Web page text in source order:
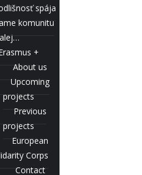
spája
komunitu
+
About us
Upcoming
projects
Previous
projects
European
Corps
Contact